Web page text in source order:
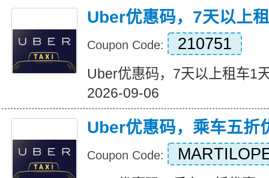
Uber优惠码，7天以上
Coupon Code: 210751
Uber优惠码，7天以上租车1
2026-09-06
Uber优惠码，乘车五折
Coupon Code: